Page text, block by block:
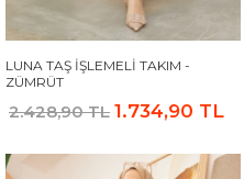
LUNA TAŞ İŞLEMELI TAKIM -
ZÜMRÜT
2.428,90 TL 1.734,90 TL